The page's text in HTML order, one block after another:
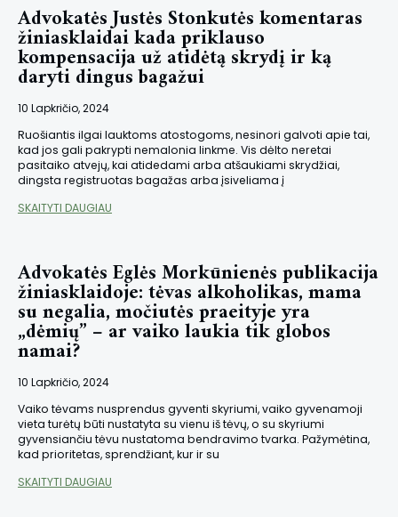
Advokatės Justės Stonkutės komentaras
žiniasklaidai kada priklauso
kompensacija už atidėtą skrydį ir ką
daryti dingus bagažui
10 Lapkričio, 2024
Ruošiantis ilgai lauktoms atostogoms, nesinori galvoti apie tai,
kad jos gali pakrypti nemalonia linkme. Vis dėlto neretai
pasitaiko atvejų, kai atidedami arba atšaukiami skrydžiai,
dingsta registruotas bagažas arba įsiveliama į
SKAITYTI DAUGIAU
Advokatės Eglės Morkūnienės publikacija
žiniasklaidoje: tėvas alkoholikas, mama
su negalia, močiutės praeityje yra
„dėmių” – ar vaiko laukia tik globos
namai?
10 Lapkričio, 2024
Vaiko tėvams nusprendus gyventi skyriumi, vaiko gyvenamoji
vieta turėtų būti nustatyta su vienu iš tėvų, o su skyriumi
gyvensiančiu tėvu nustatoma bendravimo tvarka. Pažymėtina,
kad prioritetas, sprendžiant, kur ir su
SKAITYTI DAUGIAU